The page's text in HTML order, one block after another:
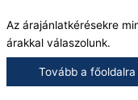
Az árajánlatkérésekre
árakkal válaszolunk.
Tovább a főoldalra